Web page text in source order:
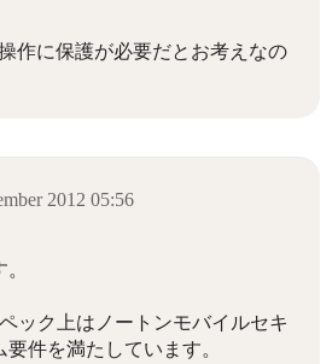
作に保護が必要だとお考えなの
2012 05:56
ック上はノートンモバイルセキ
件を満たしています。